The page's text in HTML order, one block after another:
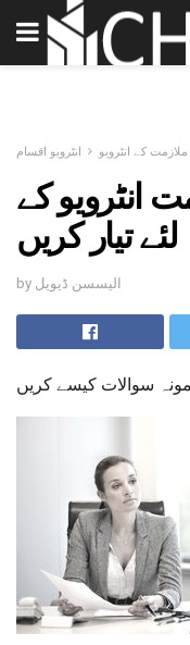
ملازمت کے انٹرویو انٹرویو اقسام
انٹرویو کے
لئے تیار کریں
by الیسسن ڈیویل
سوالات کیسے کریں